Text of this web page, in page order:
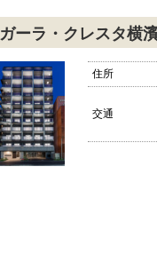
ガーラ・クレスタ横
住所
交通